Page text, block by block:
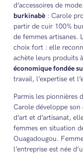
d’accessoires de
burkinabè: Carole
partir de cuir 100%
de femmes artisanes.
choix fort : elle
achète leurs produits
économique fondée
travail, l’expertise et
Parmis les pionnières
Carole développe son
d’art et d’artisanat,
femmes en situation
Ouagadougou.
l’entreprise est née